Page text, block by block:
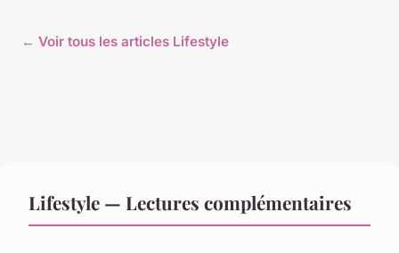
← Voir tous les articles Lifestyle
Lifestyle — Lectures complémentaires